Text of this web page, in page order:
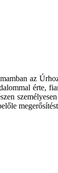
az
érte,